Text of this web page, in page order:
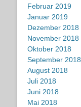
Februar 2019
Januar 2019
Dezember 2018
November 2018
Oktober 2018
September 2018
August 2018
Juli 2018
Juni 2018
Mai 2018